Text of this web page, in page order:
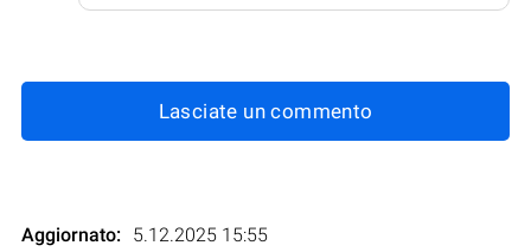
Lasciate un commento
Aggiornato: 5.12.2025 15:55